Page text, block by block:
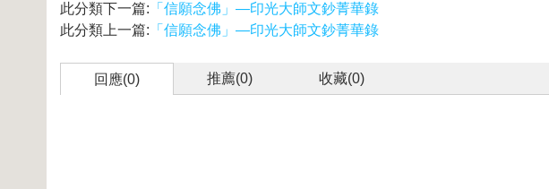
此分類下一篇: 「信願念佛」—印光大師文鈔菁華錄
此分類上一篇: 「信願念佛」—印光大師文鈔菁華錄
回應(0) 推薦(0) 收藏(0)